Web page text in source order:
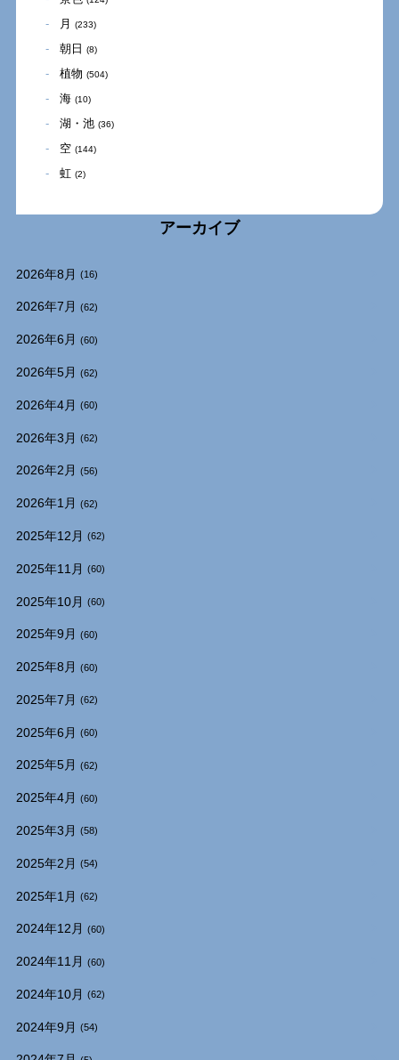
月 (233)
朝日 (8)
植物 (504)
海 (10)
湖・池 (36)
空 (144)
虹 (2)
アーカイブ
2026年8月 (16)
2026年7月 (62)
2026年6月 (60)
2026年5月 (62)
2026年4月 (60)
2026年3月 (62)
2026年2月 (56)
2026年1月 (62)
2025年12月 (62)
2025年11月 (60)
2025年10月 (60)
2025年9月 (60)
2025年8月 (60)
2025年7月 (62)
2025年6月 (60)
2025年5月 (62)
2025年4月 (60)
2025年3月 (58)
2025年2月 (54)
2025年1月 (62)
2024年12月 (60)
2024年11月 (60)
2024年10月 (62)
2024年9月 (54)